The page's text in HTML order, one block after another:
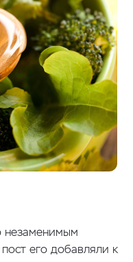
незаменимым
его добавляли к